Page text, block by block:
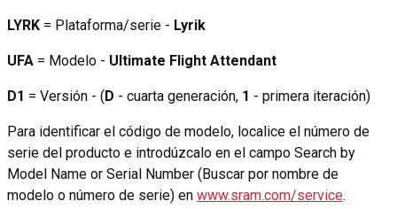
LYRK = Plataforma/serie - Lyrik
UFA = Modelo - Ultimate Flight Attendant
D1 = Versión - (D - cuarta generación, 1 - primera iteración)
Para identificar el código de modelo, localice el número de
serie del producto e introdúzcalo en el campo Search by
Model Name or Serial Number (Buscar por nombre de
modelo o número de serie) en www.sram.com/service.